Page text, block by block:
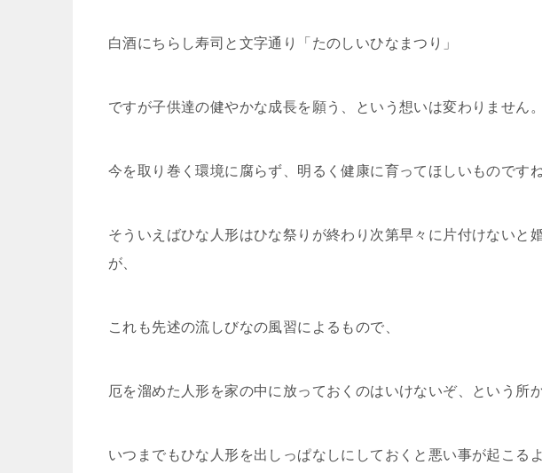
白酒にちらし寿司と文字通り「たのしいひなまつり」
ですが子供達の健やかな成長を願う、という想いは変わりません。
今を取り巻く環境に腐らず、明るく健康に育ってほしいものですね
そういえばひな人形はひな祭りが終わり次第早々に片付けないと
が、
これも先述の流しびなの風習によるもので、
厄を溜めた人形を家の中に放っておくのはいけないぞ、という所
いつまでもひな人形を出しっぱなしにしておくと悪い事が起こる